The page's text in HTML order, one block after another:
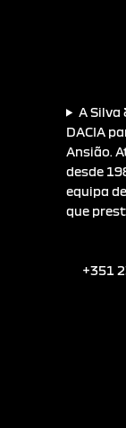
A Silva
DACIA
Ansião.
desde
equipa
que
+351